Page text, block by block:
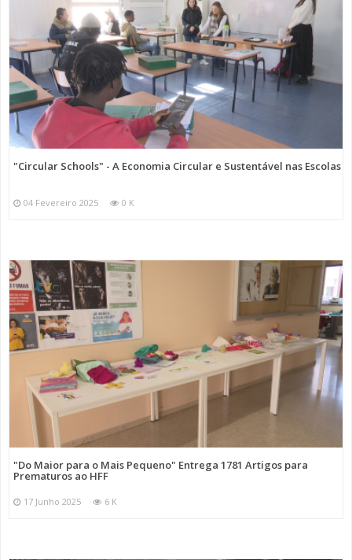
Categorias Noticias Atualidade
"Circular Schools" - A Economia Circular e Sustentável nas Escolas
04 Fevereiro 2025 0 K
"Do Maior para o Mais Pequeno" Entrega 1781 Artigos para
Prematuros ao HFF
17 Junho 2025 6 K